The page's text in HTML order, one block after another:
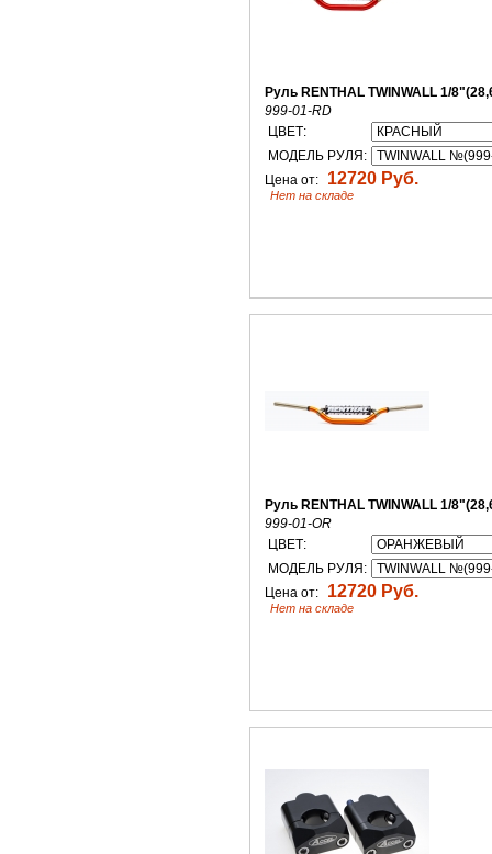
Руль RENTHAL TWINWALL 1/
999-01-RD
ЦВЕТ:
МОДЕЛЬ РУЛЯ:
Цена от:
12720 Руб.
Нет на складе
Руль RENTHAL TWINWALL 1/
999-01-OR
ЦВЕТ:
МОДЕЛЬ РУЛЯ:
Цена от:
12720 Руб.
Нет на складе